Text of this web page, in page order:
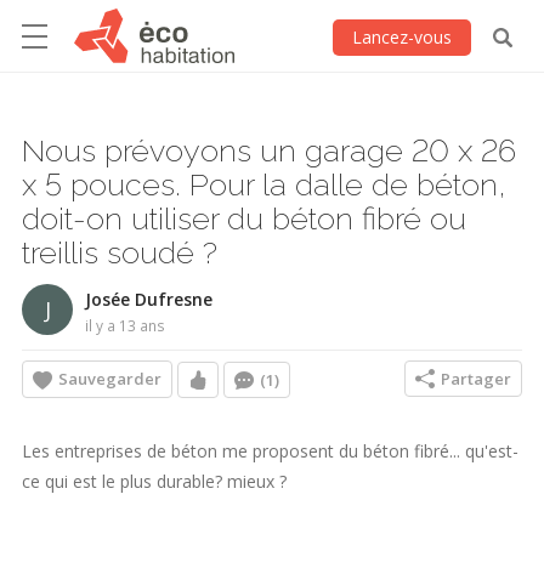
Lancez-vous
Nous prévoyons un garage 20 x 26
x 5 pouces. Pour la dalle de béton,
doit-on utiliser du béton fibré ou
treillis soudé ?
J Josée Dufresne
il y a 13 ans
Sauvegarder (1) Partager
Les entreprises de béton me proposent du béton fibré... qu'est-
ce qui est le plus durable? mieux ?